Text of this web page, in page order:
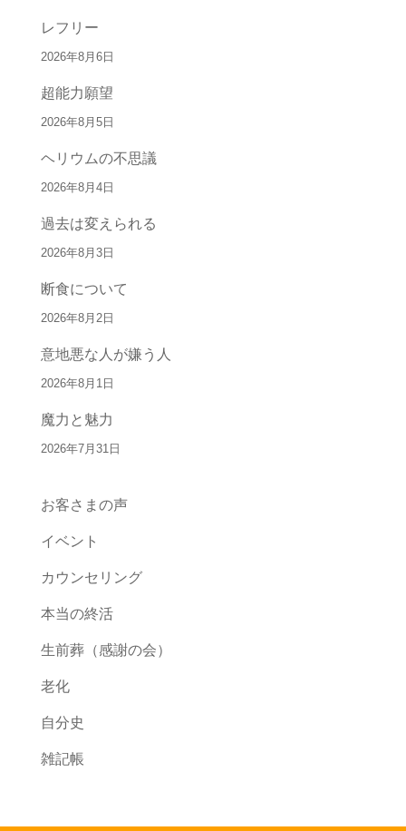
レフリー
2026年8月6日
超能力願望
2026年8月5日
ヘリウムの不思議
2026年8月4日
過去は変えられる
2026年8月3日
断食について
2026年8月2日
意地悪な人が嫌う人
2026年8月1日
魔力と魅力
2026年7月31日
お客さまの声
イベント
カウンセリング
本当の終活
生前葬（感謝の会）
老化
自分史
雑記帳